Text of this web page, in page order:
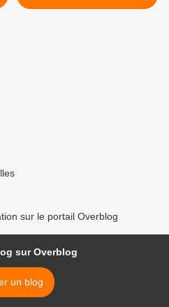
sur le portail Overblog
sur Overblog
un blog